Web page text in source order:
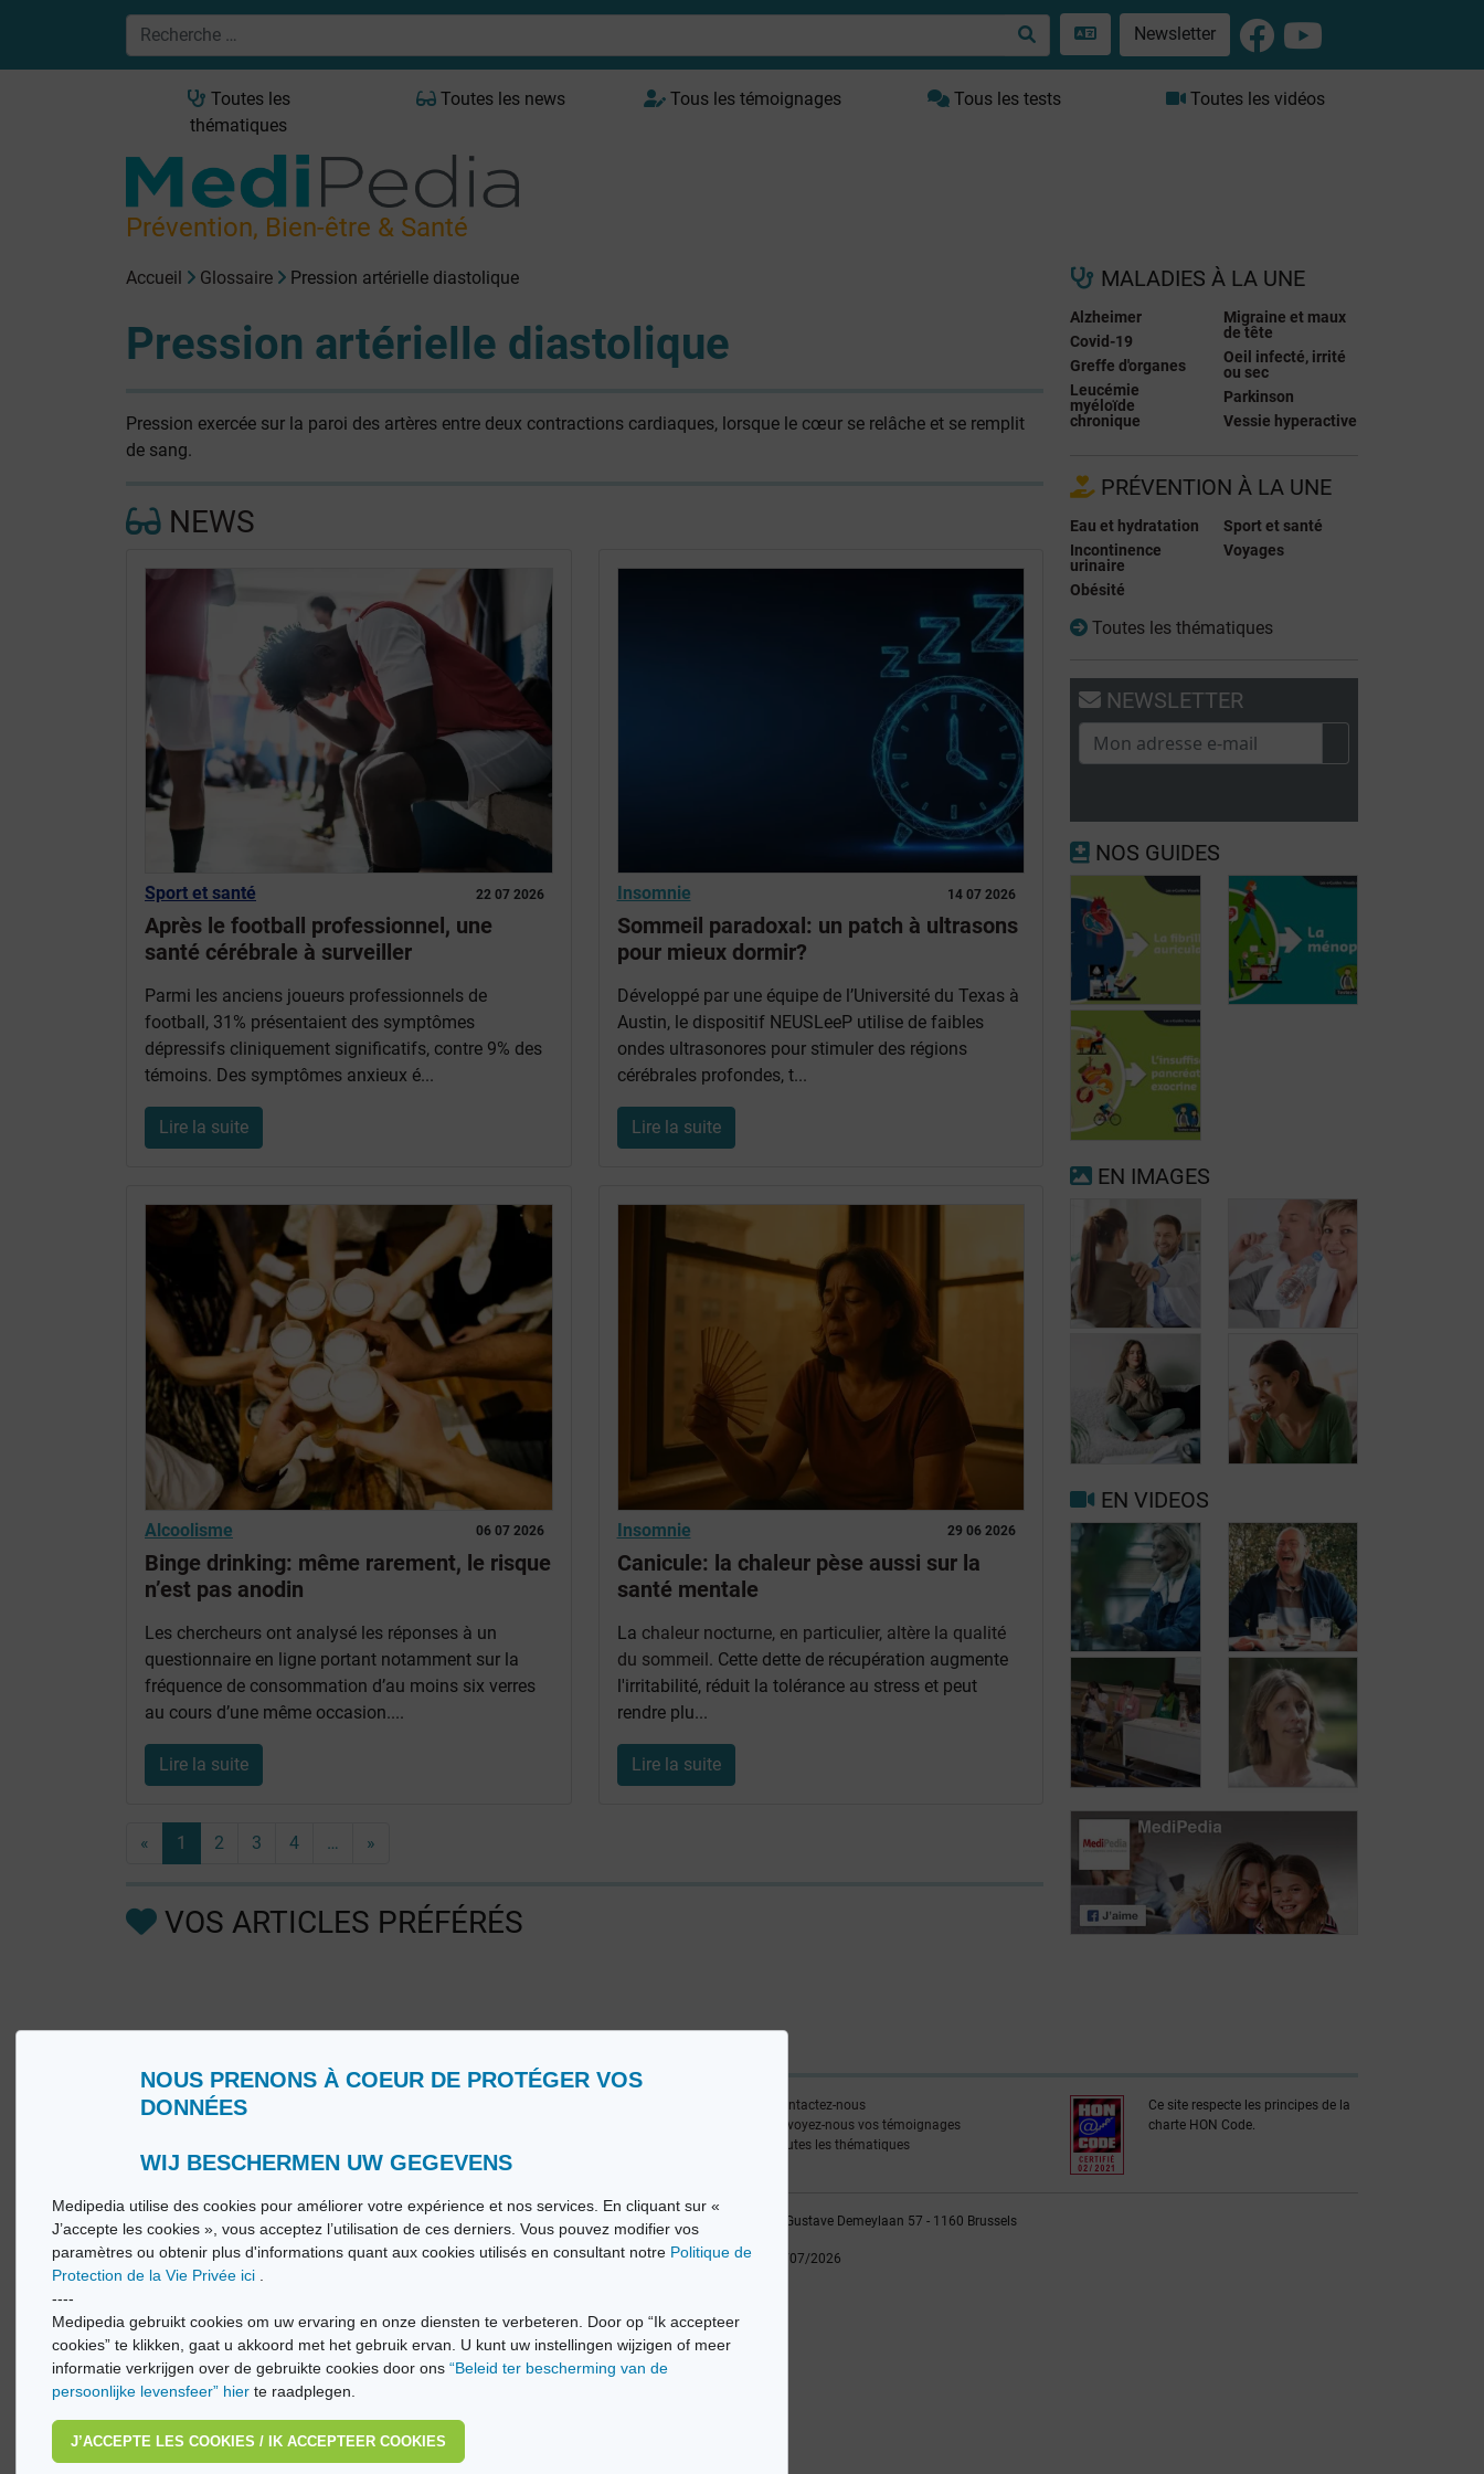
NOUS PRENONS À COEUR DE PROTÉGER VOS
DONNÉES
WIJ BESCHERMEN UW GEGEVENS
Medipedia utilise des cookies pour améliorer votre expérience et nos services. En cliquant sur «
J’accepte les cookies », vous acceptez l’utilisation de ces derniers. Vous pouvez modifier vos
paramètres ou obtenir plus d'informations quant aux cookies utilisés en consultant notre Politique de
Protection de la Vie Privée ici .
----
Medipedia gebruikt cookies om uw ervaring en onze diensten te verbeteren. Door op “Ik accepteer
cookies” te klikken, gaat u akkoord met het gebruik ervan. U kunt uw instellingen wijzigen of meer
informatie verkrijgen over de gebruikte cookies door ons“Beleid ter bescherming van de
persoonlijke levensfeer” hier te raadplegen.
J’ACCEPTE LES COOKIES / IK ACCEPTEER COOKIES
Newsletter
Toutes les
thématiques
Toutes les news Tous les témoignages Tous les tests Toutes les vidéos
Prévention, Bien-être & Santé
Accueil Glossaire Pression artérielle diastolique
Pression artérielle diastolique
Pression exercée sur la paroi des artères entre deux contractions cardiaques, lorsque le cœur se relâche et se remplit
de sang.
NEWS
22 07 2026
Sport et santé
Après le football professionnel, une
santé cérébrale à surveiller
Parmi les anciens joueurs professionnels de
football, 31% présentaient des symptômes
dépressifs cliniquement significatifs, contre 9% des
témoins. Des symptômes anxieux é...
Lire la suite
14 07 2026
Insomnie
Sommeil paradoxal: un patch à ultrasons
pour mieux dormir?
Développé par une équipe de l’Université du Texas à
Austin, le dispositif NEUSLeeP utilise de faibles
ondes ultrasonores pour stimuler des régions
cérébrales profondes, t...
Lire la suite
06 07 2026
Alcoolisme
Binge drinking: même rarement, le risque
n’est pas anodin
Les chercheurs ont analysé les réponses à un
questionnaire en ligne portant notamment sur la
fréquence de consommation d’au moins six verres
au cours d’une même occasion....
Lire la suite
29 06 2026
Insomnie
Canicule: la chaleur pèse aussi sur la
santé mentale
La chaleur nocturne, en particulier, altère la qualité
du sommeil. Cette dette de récupération augmente
l'irritabilité, réduit la tolérance au stress et peut
rendre plu...
Lire la suite
« 1 2 3 4 … »
VOS ARTICLES PRÉFÉRÉS
MALADIES À LA UNE
Alzheimer
Covid-19
Greffe d'organes
Leucémie
myéloïde
chronique
Migraine et maux
de tête
Oeil infecté, irrité
ou sec
Parkinson
Vessie hyperactive
PRÉVENTION À LA UNE
Eau et hydratation
Incontinence
urinaire
Obésité
Sport et santé
Voyages
Toutes les thématiques
NEWSLETTER
NOS GUIDES
Fibrillation
auriculaire
Insuffisance
pancréatique
exocrine
EN IMAGES
Quand consulter
à nouveau pour
migraine ou
maux de tête?
Prévenir les
maux de tête au
jour le jour
Mieux vivre
avec la
migraine au
quotidien
Facteurs
déclenchants et
de risque
migraine et
maux de tête
EN VIDEOS
Carole, 55 ans,
solution aux
Jean, 58 ans,
profite de la vie
malgré les
patients atteints
de lymphome:
Mariangela
Fiorente,
ALWB
patients atteints
de lymphome:
Pr Virginie De
Wilde
Qui sommes nous ?
Contactez-nous
Envoyez-nous vos témoignages
Toutes les thématiques
Ce site respecte les principes de la
charte HON Code.
© Vivio sa, 2014-2026 - Tous droits réservés | Avenue Gustave Demeylaan 57 - 1160 Brussels
Dernière mise à jour: 22/07/2026